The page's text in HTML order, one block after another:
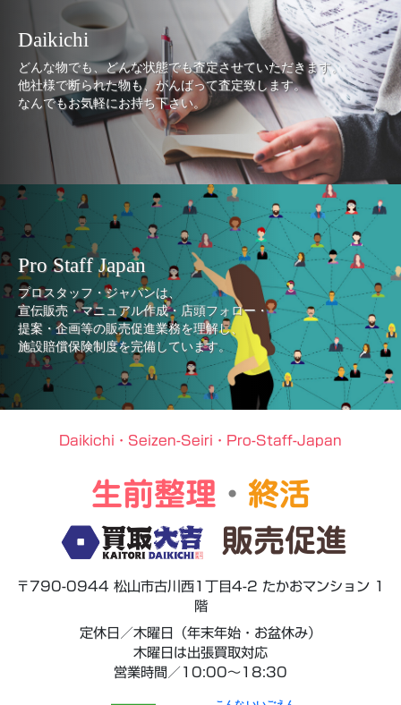
Daikichi
どんな物でも、どんな状態でも査定させていただきます。
他社様で断られた物も、がんばって査定致します。
なんでもお気軽にお持ち下さい。
Pro Staff Japan
プロスタッフ・ジャパンは、
宣伝販売・マニュアル作成・店頭フォロー・
提案・企画等の販売促進業務を理解し、
施設賠償保険制度を完備しています。
Daikichi・Seizen-Seiri・Pro-Staff-Japan
生前整理 ・ 終活
販売促進
〒790-0944 松山市古川西1丁目4-2 たかおマンション 1
階
定休日／木曜日（年末年始・お盆休み）
木曜日は出張買取対応
営業時間／10:00～18:30